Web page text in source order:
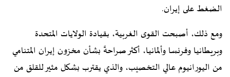
الضغط على إيران.
ومع ذلك، أصبحت القوى الغربية، بقيادة الولايات المتحدة
وبريطانيا وفرنسا وألمانيا، أكثر صراحةً بشأن مخزون إيران المتنامي
من اليورانيوم عالي التخصيب، والذي يقترب بشكل مثير للقلق من